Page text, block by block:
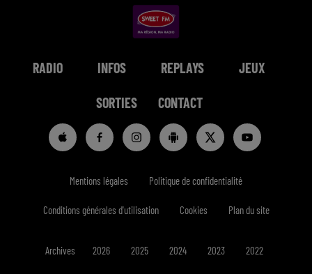
RADIO INFOS REPLAYS JEUX
SORTIES CONTACT
Mentions légales Politique de confidentialité
Conditions générales d'utilisation Cookies Plan du site
Archives 2026 2025 2024 2023 2022